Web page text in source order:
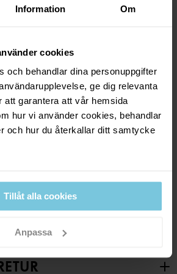
Information Om
cookies
och behandlar dina personuppgifter
ge dig relevanta
att garantera att vår hemsida
hur vi använder cookies, behandlar
och hur du återkallar ditt samtycke
Tillåt alla cookies
Anpassa
3000g/m2/24h
Plagget passar för lätt aktiva lekar.
6